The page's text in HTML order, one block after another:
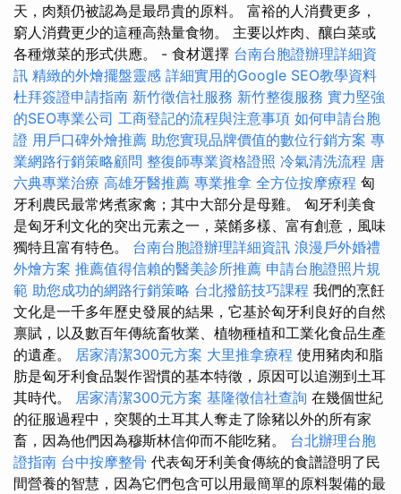
天，肉類仍被認為是最昂貴的原料。 富裕的人消費更多，
窮人消費更少的這種高熱量食物。 主要以炸肉、釀白菜或
各種燉菜的形式供應。 - 食材選擇 台南台胞證辦理詳細資
訊 精緻的外燴擺盤靈感 詳細實用的Google SEO教學資料
杜拜簽證申請指南 新竹徵信社服務 新竹整復服務 實力堅強
的SEO專業公司 工商登記的流程與注意事項 如何申請台胞
證 用戶口碑外燴推薦 助您實現品牌價值的數位行銷方案 專
業網路行銷策略顧問 整復師專業資格證照 冷氣清洗流程 唐
六典專業治療 高雄牙醫推薦 專業推拿 全方位按摩療程 匈
牙利農民最常烤煮家禽；其中大部分是母雞。 匈牙利美食
是匈牙利文化的突出元素之一，菜餚多樣、富有創意，風味
獨特且富有特色。 台南台胞證辦理詳細資訊 浪漫戶外婚禮
外燴方案 推薦值得信賴的醫美診所推薦 申請台胞證照片規
範 助您成功的網路行銷策略 台北撥筋技巧課程 我們的烹飪
文化是一千多年歷史發展的結果，它基於匈牙利良好的自然
禀賦，以及數百年傳統畜牧業、植物種植和工業化食品生產
的遺產。 居家清潔300元方案 大里推拿療程 使用豬肉和脂
肪是匈牙利食品製作習慣的基本特徵，原因可以追溯到土耳
其時代。 居家清潔300元方案 基隆徵信社查詢 在幾個世紀
的征服過程中，突襲的土耳其人奪走了除豬以外的所有家
畜，因為他們因為穆斯林信仰而不能吃豬。 台北辦理台胞
證指南 台中按摩整骨 代表匈牙利美食傳統的食譜證明了民
間營養的智慧，因為它們包含可以用最簡單的原料製備的最